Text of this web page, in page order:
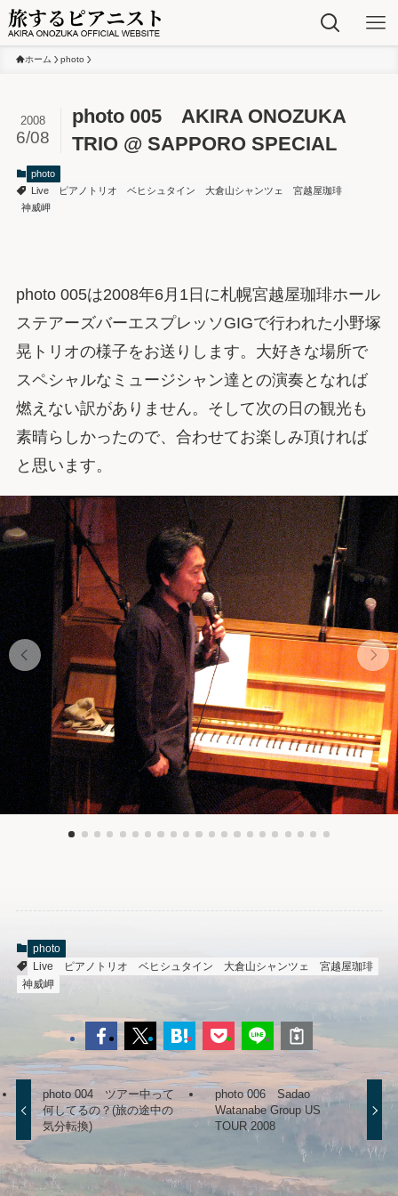
ホーム photo
photo 005 AKIRA ONOZUKA
TRIO @ SAPPORO SPECIAL
2008
6/08
photo
Live
ピアノトリオ ベヒシュタイン 大倉山シャンツェ
宮越屋珈琲
神威岬
photo 005は2008年6月1日に札幌宮越屋珈琲ホール
ステアーズバーエスプレッソGIGで行われた小野塚
晃トリオの様子をお送りします。大好きな場所で
スペシャルなミュージシャン達との演奏となれば
燃えない訳がありません。そして次の日の観光も
素晴らしかったので、合わせてお楽しみ頂ければ
と思います。
photo
Live
ピアノトリオ ベヒシュタイン 大倉山シャンツェ
宮越屋珈琲
神威岬
photo 004 ツアー中って
何してるの？(旅の途中の
気分転換)
photo 006 Sadao
Watanabe Group US
TOUR 2008